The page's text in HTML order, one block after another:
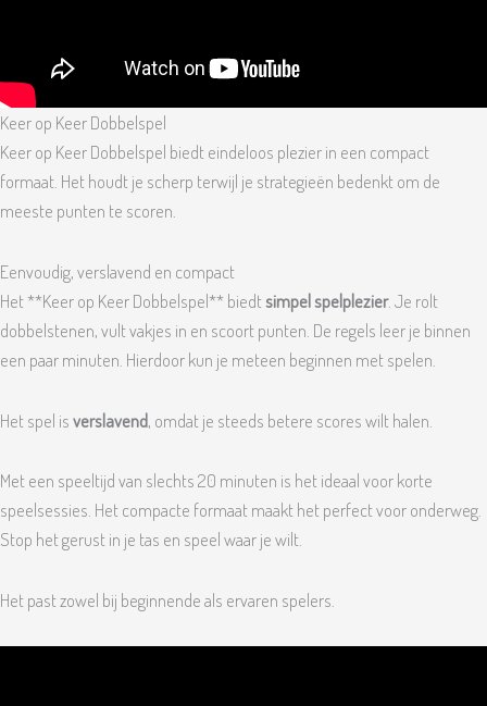
Keer op Keer Dobbelspel
Keer op Keer Dobbelspel biedt eindeloos plezier in een compact
formaat. Het houdt je scherp terwijl je strategieën bedenkt om de
meeste punten te scoren.
Eenvoudig, verslavend en compact
Het **Keer op Keer Dobbelspel** biedtsimpel spelplezier. Je rolt
dobbelstenen, vult vakjes in en scoort punten. De regels leer je binnen
een paar minuten. Hierdoor kun je meteen beginnen met spelen.
Het spel isverslavend, omdat je steeds betere scores wilt halen.
Met een speeltijd van slechts 20 minuten is het ideaal voor korte
speelsessies. Het compacte formaat maakt het perfect voor onderweg.
Stop het gerust in je tas en speel waar je wilt.
Het past zowel bij beginnende als ervaren spelers.